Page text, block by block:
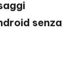
senza